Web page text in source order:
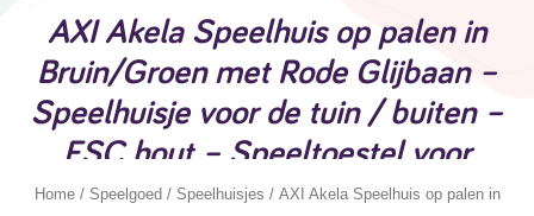
AXI Akela Speelhuis op palen in
Bruin/Groen met Rode Glijbaan –
Speelhuisje voor de tuin / buiten –
FSC hout – Speeltoestel voor
kinderen
Home/ Speelgoed / Speelhuisjes / AXI Akela Speelhuis op palen in